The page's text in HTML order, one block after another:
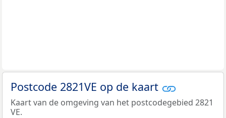
Postcode 2821VE op de kaart
Kaart van de omgeving van het postcodegebied 2821
VE.